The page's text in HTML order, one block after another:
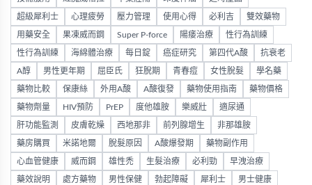
超級犀利士 心理疲勞 壓力管理 使用心得 必利吉 雙效藥物
用藥安全 果凍威而鋼 Super P-force 陽痿治療 性行為訓練
性行為訓練 海綿體治療 每日錠 癌症研究 第四代A酸 抗衰老
A醇 男性更年期 屈臣氏 狂脫期 青春痘 女性脫髮 學名藥
藥物比較 保康絲 外用A酸 A酸復發 藥物使用指南 藥物價格
藥物劑量 HIV預防 PrEP 度他雄胺 樂威壯 適尿通
肝功能監測 皮膚乾燥 西地那非 前列腺增生 非那雄胺
藥房購買 米諾地爾 脫髮原因 A酸爆發期 藥物副作用
心血管健康 威而鋼 雄性禿 生髮治療 必利勁 早洩治療
藥效說明 處方藥物 男性保健 勃起障礙 犀利士 男士健康